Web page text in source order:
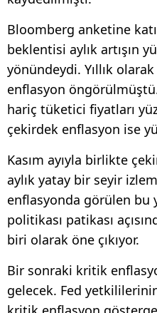
Bloomberg anketine
beklentisi aylık artışın
yönündeydi. Yıllık
enflasyon
hariç tüketici fiyatları
çekirdek enflasyon ise
Kasım ayıyla birlikte
aylık yatay bir seyir
enflasyonda görülen bu
politikası patikası
biri olarak öne çıkıyor.
Bir sonraki kritik
gelecek. Fed